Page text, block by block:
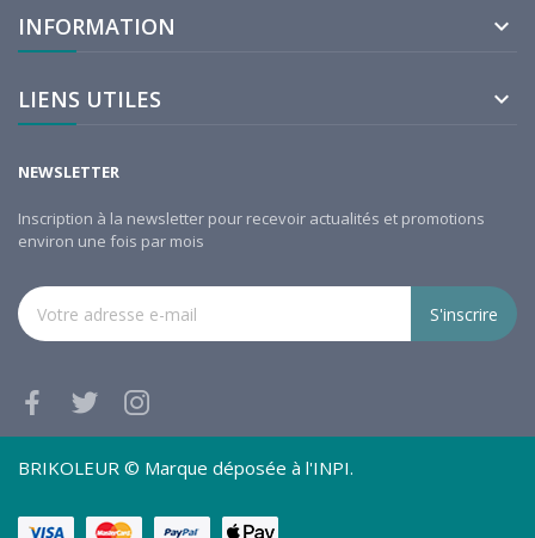
INFORMATION 
LIENS UTILES 
NEWSLETTER
Inscription à la newsletter pour recevoir actualités et promotions
environ une fois par mois
S'inscrire
BRIKOLEUR © Marque déposée à l'INPI.